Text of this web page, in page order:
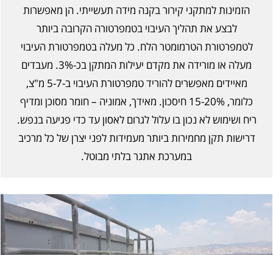
הזמינות למתקני קירור בקנה מידה תעשייתי. הן מאפשרות
לבצע את תהליך העיבוי בטמפרטורה הקרובה ביותר
לטמפרטורת הטרמומטר הלח. כל מעלה בטמפרטורת העיבוי
מעלה או מורידה את מקדם יעילות המתקן בכ-3%. מעבדים
מאיידים מאפשרים להוריד טמפרטורת העיבוי ב-5-7 מ"צ,
כלומר, 15-20% חיסכון. מאידך, אמוניה – חומר מסוכן ומדיף
ריח ושימוש לא נכון בו עלול לגרום לאסון עד כדי פגיעה בנפש.
דרישות תקן מחמירות ביותר מעמידות לפני יצרן של כל מרכיב
במערכת אתגר בלתי מבוטל.